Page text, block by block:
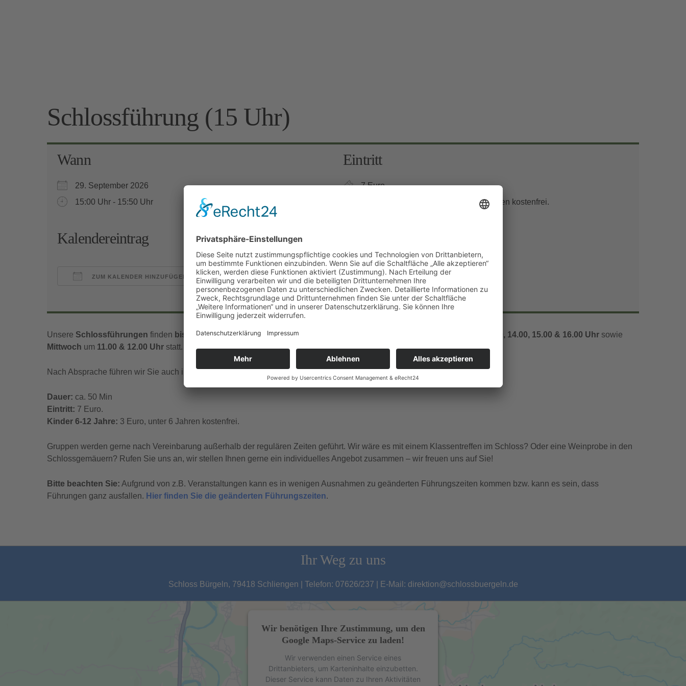
Schlossführung (15 Uhr)
Wann
29. September 2026
15:00 Uhr - 15:50 Uhr
Eintritt
7 Euro
Kinder 6-12 Jahre: 3 Euro, unter 6 Jahren kostenfrei.
Kalendereintrag
ZUM KALENDER HINZUFÜGEN
Google Kalender iCalendar
Unsere Schlossführungen finden bis Mitte November Dienstag, Donnerstag, Freitag, Samstag, Sonntag um 11.00, 12.00, 14.00, 15.00 & 16.00 Uhr sowie
Mittwoch um 11.00 & 12.00 Uhr statt.
Nach Absprache führen wir Sie auch in englischer und französischer Sprache.
Dauer: ca. 50 Min
Eintritt: 7 Euro.
Kinder 6-12 Jahre: 3 Euro, unter 6 Jahren kostenfrei.
Gruppen werden gerne nach Vereinbarung außerhalb der regulären Zeiten geführt. Wir wäre es mit einem Klassentreffen im Schloss? Oder eine Weinprobe in den
Schlossgemäuern? Rufen Sie uns an, wir stellen Ihnen gerne ein individuelles Angebot zusammen – wir freuen uns auf Sie!
Bitte beachten Sie: Aufgrund von z.B. Veranstaltungen kann es in wenigen Ausnahmen zu geänderten Führungszeiten kommen bzw. kann es sein, dass
Führungen ganz ausfallen. Hier finden Sie die geänderten Führungszeiten.
Ihr Weg zu uns
Schloss Bürgeln, 79418 Schliengen | Telefon: 07626/237 | E-Mail: direktion@schlossbuergeln.de
Wir benötigen Ihre Zustimmung, um den
Google Maps-Service zu laden!
Wir verwenden einen Service eines
Drittanbieters, um Karteninhalte einzubetten.
Dieser Service kann Daten zu Ihren Aktivitäten